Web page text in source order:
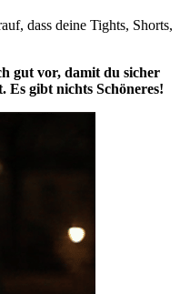
dass deine Tights, Shorts,
gut vor, damit du sicher
Es gibt nichts Schöneres!